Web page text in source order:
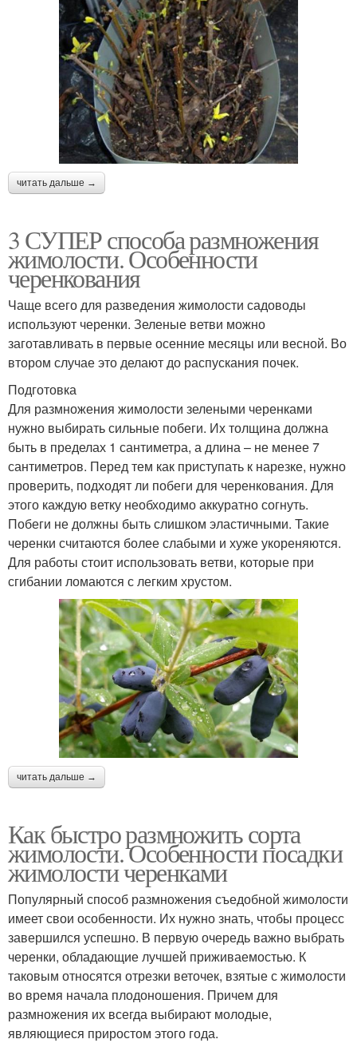
читать дальше →
3 СУПЕР способа размножения
жимолости. Особенности
черенкования
Чаще всего для разведения жимолости садоводы
используют черенки. Зеленые ветви можно
заготавливать в первые осенние месяцы или весной. Во
втором случае это делают до распускания почек.
Подготовка
Для размножения жимолости зелеными черенками
нужно выбирать сильные побеги. Их толщина должна
быть в пределах 1 сантиметра, а длина – не менее 7
сантиметров. Перед тем как приступать к нарезке, нужно
проверить, подходят ли побеги для черенкования. Для
этого каждую ветку необходимо аккуратно согнуть.
Побеги не должны быть слишком эластичными. Такие
черенки считаются более слабыми и хуже укореняются.
Для работы стоит использовать ветви, которые при
сгибании ломаются с легким хрустом.
читать дальше →
Как быстро размножить сорта
жимолости. Особенности посадки
жимолости черенками
Популярный способ размножения съедобной жимолости
имеет свои особенности. Их нужно знать, чтобы процесс
завершился успешно. В первую очередь важно выбрать
черенки, обладающие лучшей приживаемостью. К
таковым относятся отрезки веточек, взятые с жимолости
во время начала плодоношения. Причем для
размножения их всегда выбирают молодые,
являющиеся приростом этого года.